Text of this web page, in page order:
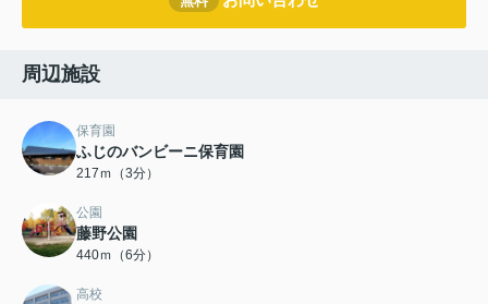
周辺施設
保育園
ふじのバンビーニ保育園
217ｍ（3分）
公園
藤野公園
440ｍ（6分）
高校